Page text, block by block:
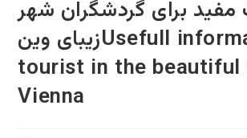
مفید برای گردشگران شهر
زیبای وینUsefull informations for
tourist in the
Vienna